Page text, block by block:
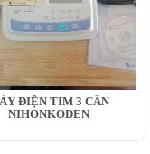
ĐIỆN TIM 3 CẦN
NIHONKODEN